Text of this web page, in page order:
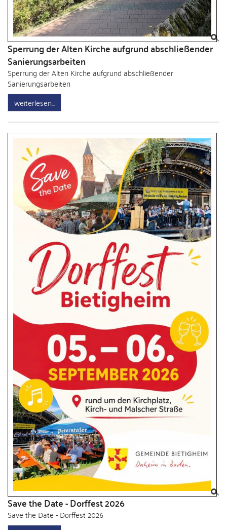
Sperrung der Alten Kirche aufgrund abschließender
Sanierungsarbeiten
Sperrung der Alten Kirche aufgrund abschließender
Sanierungsarbeiten
weiterlesen
Save the Date - Dorffest 2026
Save the Date - Dorffest 2026